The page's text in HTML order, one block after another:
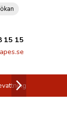
15 15